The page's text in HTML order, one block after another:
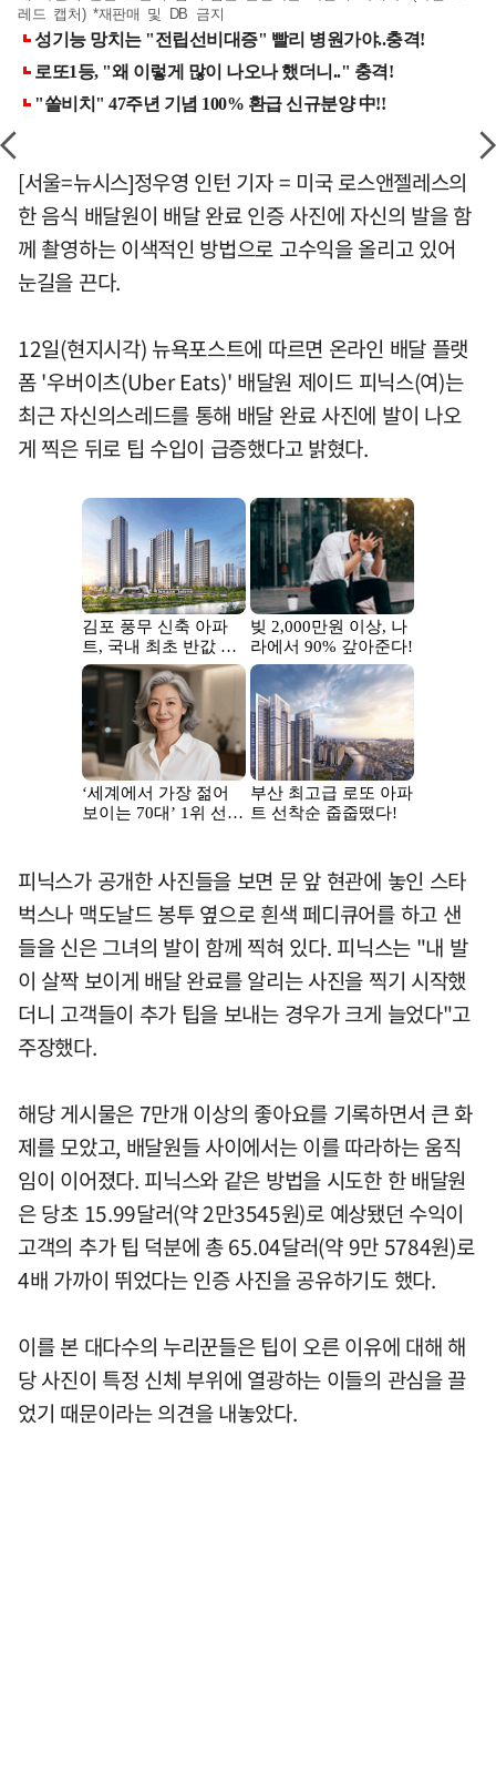
레드 캡처) *재판매 및 DB 금지
[서울=뉴시스]정우영 인턴 기자 = 미국 로스앤젤레스의
한 음식 배달원이 배달 완료 인증 사진에 자신의 발을 함
께 촬영하는 이색적인 방법으로 고수익을 올리고 있어
눈길을 끈다.
12일(현지시각) 뉴욕포스트에 따르면 온라인 배달 플랫
폼 '우버이츠(Uber Eats)' 배달원 제이드 피닉스(여)는
최근 자신의스레드를 통해 배달 완료 사진에 발이 나오
게 찍은 뒤로 팁 수입이 급증했다고 밝혔다.
피닉스가 공개한 사진들을 보면 문 앞 현관에 놓인 스타
벅스나 맥도날드 봉투 옆으로 흰색 페디큐어를 하고 샌
들을 신은 그녀의 발이 함께 찍혀 있다. 피닉스는 "내 발
이 살짝 보이게 배달 완료를 알리는 사진을 찍기 시작했
더니 고객들이 추가 팁을 보내는 경우가 크게 늘었다"고
주장했다.
해당 게시물은 7만개 이상의 좋아요를 기록하면서 큰 화
제를 모았고, 배달원들 사이에서는 이를 따라하는 움직
임이 이어졌다. 피닉스와 같은 방법을 시도한 한 배달원
은 당초 15.99달러(약 2만3545원)로 예상됐던 수익이
고객의 추가 팁 덕분에 총 65.04달러(약 9만 5784원)로
4배 가까이 뛰었다는 인증 사진을 공유하기도 했다.
이를 본 대다수의 누리꾼들은 팁이 오른 이유에 대해 해
당 사진이 특정 신체 부위에 열광하는 이들의 관심을 끌
었기 때문이라는 의견을 내놓았다.